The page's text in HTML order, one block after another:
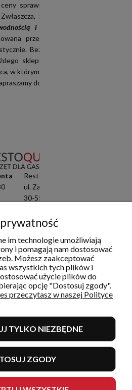
sprawiają, że będą to naprawdę
że poza doskonałą stroną
i znakomitymi parametrami
przez nas witryna chłodnicza
Bez przeszkód można więc ją
sklepu, cukierni, restauracji czy
w którym jej praca jest niezbędna dla
do kontaktu.
Resto Quality Sp. z o.o.
ul. Zamknięta 10/1.5
30-554 Kraków
KRS: 0000511822
im technologie umożliwiają
i pomagają nam dostosować
Możesz zaakceptować
wszystkich tych plików i
użycie plików do
opcję "Dostosuj zgody".
przeczytasz w naszej Polityce
TYLKO NIEZBĘDNE
ZGODY